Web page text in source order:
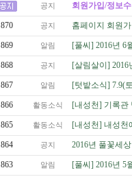
공지 회원가입/정보
870 공지 홈페이지 회원
869 알림 [풀씨] 2016년 6
868 공지 [살림살이] 2016
867 알림 [텃밭소식] 7.9(
866 활동소식 [내성천] 기록관
865 활동소식 [내성천] 내성천
864 공지 2016년 풀꽃세
863 알림 [풀씨] 2016년 5